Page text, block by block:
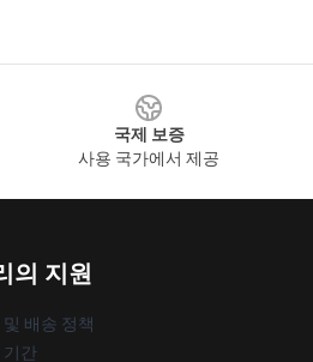
국제 보증
사용 국가에서 제공
의 지원
및 배송 정책
기간